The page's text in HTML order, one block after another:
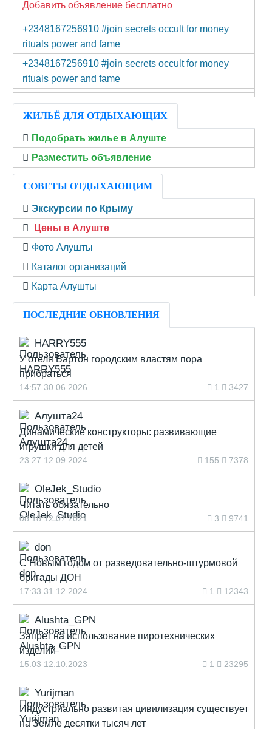
Добавить объявление бесплатно
+2348167256910 #join secrets occult for money
rituals power and fame
+2348167256910 #join secrets occult for money
rituals power and fame
ЖИЛЬЁ ДЛЯ ОТДЫХАЮЩИХ
Подобрать жилье в Алуште
Разместить объявление
СОВЕТЫ ОТДЫХАЮЩИМ
Экскурсии по Крыму
Цены в Алуште
Фото Алушты
Каталог организаций
Карта Алушты
ПОСЛЕДНИЕ ОБНОВЛЕНИЯ
HARRY555
У отеля Бартон городским властям пора
прибраться
14:57 30.06.2026 1 3427
Алушта24
Динамические конструкторы: развивающие
игрушки для детей
23:27 12.09.2024 155 7378
OleJek_Studio
Читать обязательно
08:18 12.07.2021 3 9741
don
С Новым годом от разведовательно-штурмовой
бригады ДОН
17:33 31.12.2024 1 12343
Alushta_GPN
Запрет на использование пиротехнических
изделий
15:03 12.10.2023 1 23295
Yurijman
Индустриально развитая цивилизация существует
на Земле десятки тысяч лет